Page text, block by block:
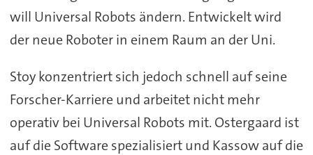
will Universal Robots ändern. Entwickelt wird
der neue Roboter in einem Raum an der Uni.
Stoy konzentriert sich jedoch schnell auf seine
Forscher-Karriere und arbeitet nicht mehr
operativ bei Universal Robots mit. Ostergaard ist
auf die Software spezialisiert und Kassow auf die